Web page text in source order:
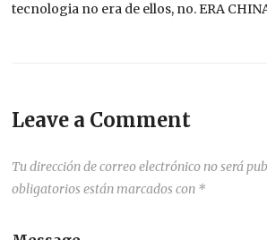
tecnologia no era de ellos, no. ERA
Leave a Comment
Tu dirección de correo electrónico no será
obligatorios están marcados con *